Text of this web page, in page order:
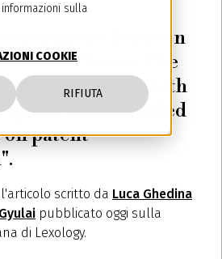
sulla
COOKIE
RIFIUTA
between
Patent Claims: The
Court in line with
of the Unified
patent
l'articolo scritto da Luca Ghedina
pubblicato oggi sulla
di Lexology.